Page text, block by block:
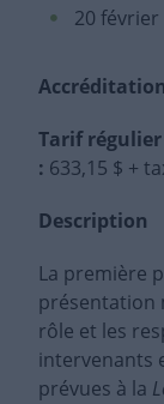
20 février
Tarif régulier
: 633,15 $ +
Description
La première
présentation
rôle et les
intervenants
prévues à la